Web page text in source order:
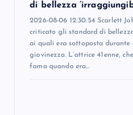
di bellezza
2026-08-06 12:30:54 Scarlett
criticato gli standard di
ai quali era sottoposta
giovinezza. L’attrice 41enne,
fama quando era…